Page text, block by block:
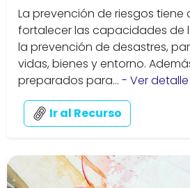
La prevención de riesgos
fortalecer las capacidades de
la prevención de desastres,
vidas, bienes y entorno.
preparados para... - Ver
Ir al Recurso